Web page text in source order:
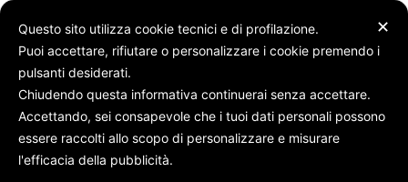
In collaborazione con Confartigianato. Le prossime date
Tag:in collaborazione con
✕
Questo sito utilizza cookie tecnici e di profilazione.
Puoi accettare, rifiutare o personalizzare i cookie premendo i
pulsanti desiderati.
Chiudendo questa informativa continuerai senza accettare.
Accettando, sei consapevole che i tuoi dati personali possono
essere raccolti allo scopo di personalizzare e misurare
l'efficacia della pubblicità.